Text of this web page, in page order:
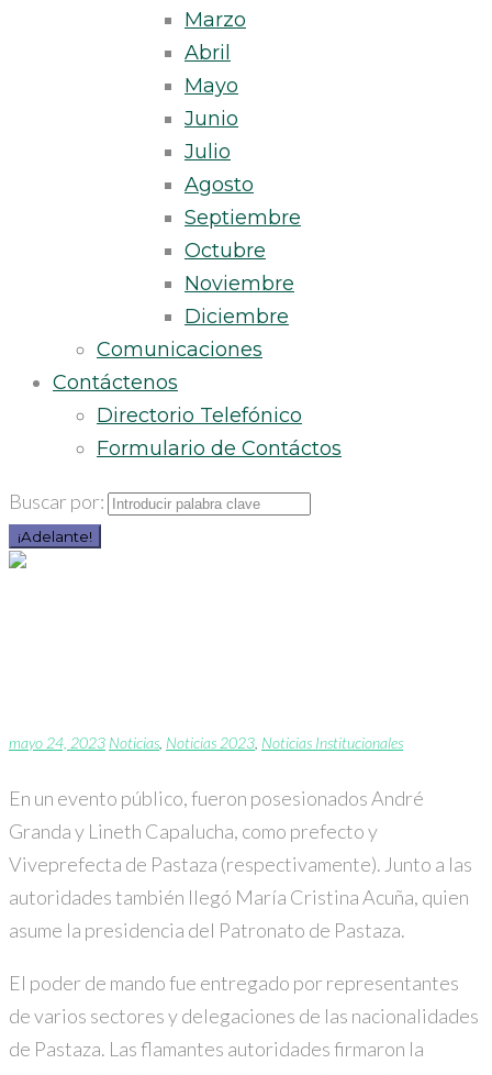
Marzo
Abril
Mayo
Junio
Julio
Agosto
Septiembre
Octubre
Noviembre
Diciembre
Comunicaciones
Contáctenos
Directorio Telefónico
Formulario de Contáctos
Buscar por:
¡Adelante!
mayo 24, 2023 Noticias Noticias 2023 Noticias Institucionales
En un evento público, fueron posesionados André
Granda y Lineth Capalucha, como prefecto y
Viveprefecta de Pastaza (respectivamente). Junto a las
autoridades también llegó María Cristina Acuña, quien
asume la presidencia del Patronato de Pastaza.
El poder de mando fue entregado por representantes
de varios sectores y delegaciones de las nacionalidades
de Pastaza. Las flamantes autoridades firmaron la